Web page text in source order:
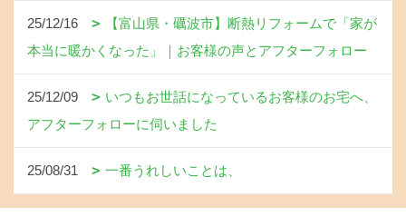
25/12/16
【富山県・礪波市】断熱リフォームで「家が
本当に暖かくなった」｜お客様の声とアフターフォロー
25/12/09
いつもお世話になっているお客様のお宅へ、
アフターフォローに伺いました
25/08/31 一番うれしいことは、